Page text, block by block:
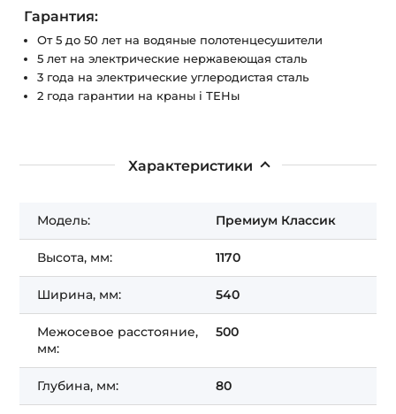
Гарантия:
От 5 до 50 лет на водяные полотенцесушители
5 лет на электрические нержавеющая сталь
3 года на электрические углеродистая сталь
2 года гарантии на краны і ТЕНы
Характеристики
Модель: Премиум Классик
Высота, мм: 1170
Ширина, мм: 540
Межосевое расстояние,
мм:
500
Глубина, мм: 80